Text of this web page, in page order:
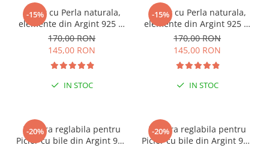
-15%
Colier cu Perla naturala,
elemente din Argint 925 si
margele Miyuki, multicolor
170,00 RON
145,00 RON
IN STOC
-15%
Colier cu Perla naturala,
elemente din Argint 925 si
margele Miyuki, verde/kiwi
170,00 RON
145,00 RON
IN STOC
-20%
Bratara reglabila pentru
Picior cu bile din Argint 925
-20%
Bratara reglabila pentru
Picior cu bile din Argint 925